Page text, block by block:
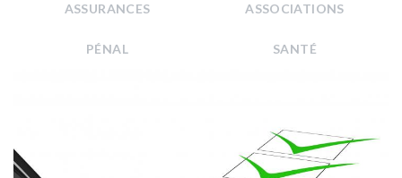
ASSURANCES ASSOCIATIONS
PÉNAL SANTÉ